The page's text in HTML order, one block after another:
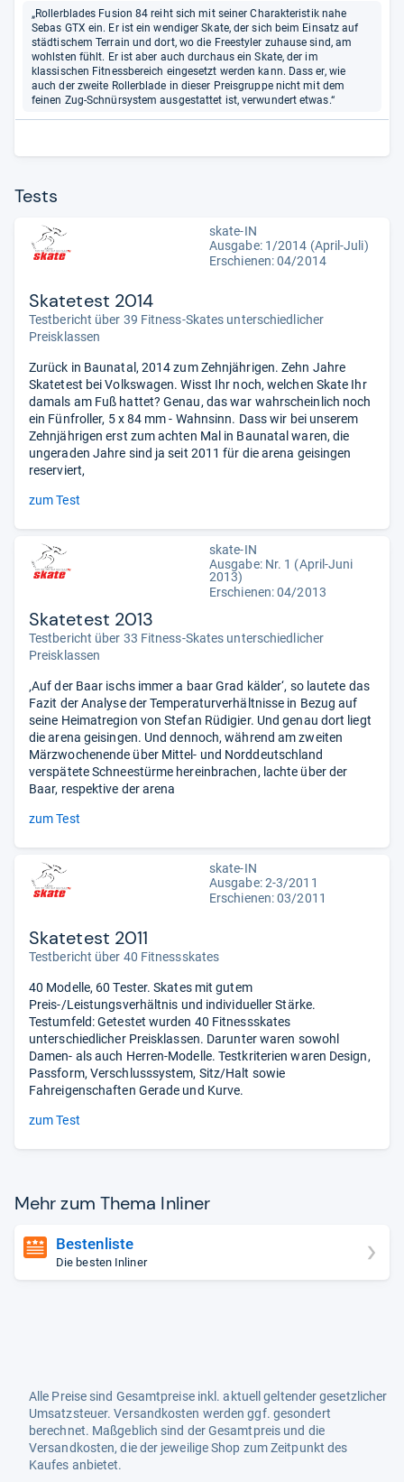
„Rollerblades Fusion 84 reiht sich mit seiner Charakteristik nahe
Sebas GTX ein. Er ist ein wendiger Skate, der sich beim Einsatz auf
städtischem Terrain und dort, wo die Freestyler zuhause sind, am
wohlsten fühlt. Er ist aber auch durchaus ein Skate, der im
klassischen Fitnessbereich eingesetzt werden kann. Dass er, wie
auch der zweite Rollerblade in dieser Preisgruppe nicht mit dem
feinen Zug-Schnürsystem ausgestattet ist, verwundert etwas.“
Tests
skate-IN
Ausgabe: 1/2014 (April-Juli)
Erschienen: 04/2014
Skatetest 2014
Testbericht über 39 Fitness-Skates unterschiedlicher
Preisklassen
Zurück in Baunatal, 2014 zum Zehnjährigen. Zehn Jahre
Skatetest bei Volkswagen. Wisst Ihr noch, welchen Skate Ihr
damals am Fuß hattet? Genau, das war wahrscheinlich noch
ein Fünfroller, 5 x 84 mm - Wahnsinn. Dass wir bei unserem
Zehnjährigen erst zum achten Mal in Baunatal waren, die
ungeraden Jahre sind ja seit 2011 für die arena geisingen
reserviert,
zum Test
skate-IN
Ausgabe: Nr. 1 (April-Juni
2013)
Erschienen: 04/2013
Skatetest 2013
Testbericht über 33 Fitness-Skates unterschiedlicher
Preisklassen
‚Auf der Baar ischs immer a baar Grad kälder‘, so lautete das
Fazit der Analyse der Temperaturverhältnisse in Bezug auf
seine Heimatregion von Stefan Rüdigier. Und genau dort liegt
die arena geisingen. Und dennoch, während am zweiten
Märzwochenende über Mittel- und Norddeutschland
verspätete Schneestürme hereinbrachen, lachte über der
Baar, respektive der arena
zum Test
skate-IN
Ausgabe: 2-3/2011
Erschienen: 03/2011
Skatetest 2011
Testbericht über 40 Fitnessskates
40 Modelle, 60 Tester. Skates mit gutem
Preis-/Leistungsverhältnis und individueller Stärke.
Testumfeld: Getestet wurden 40 Fitnessskates
unterschiedlicher Preisklassen. Darunter waren sowohl
Damen- als auch Herren-Modelle. Testkriterien waren Design,
Passform, Verschlusssystem, Sitz/Halt sowie
Fahreigenschaften Gerade und Kurve.
zum Test
Mehr zum Thema Inli­ner
Bestenliste
Die besten Inliner
Alle Preise sind Gesamtpreise inkl. aktuell geltender gesetzlicher
Umsatzsteuer. Versandkosten werden ggf. gesondert
berechnet. Maßgeblich sind der Gesamtpreis und die
Versandkosten, die der jeweilige Shop zum Zeitpunkt des
Kaufes anbietet.